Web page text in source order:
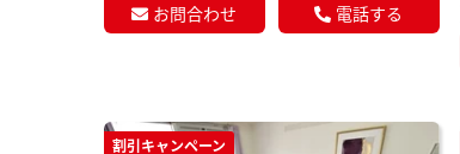
お問合わせ 電話する
割引キャンペーン